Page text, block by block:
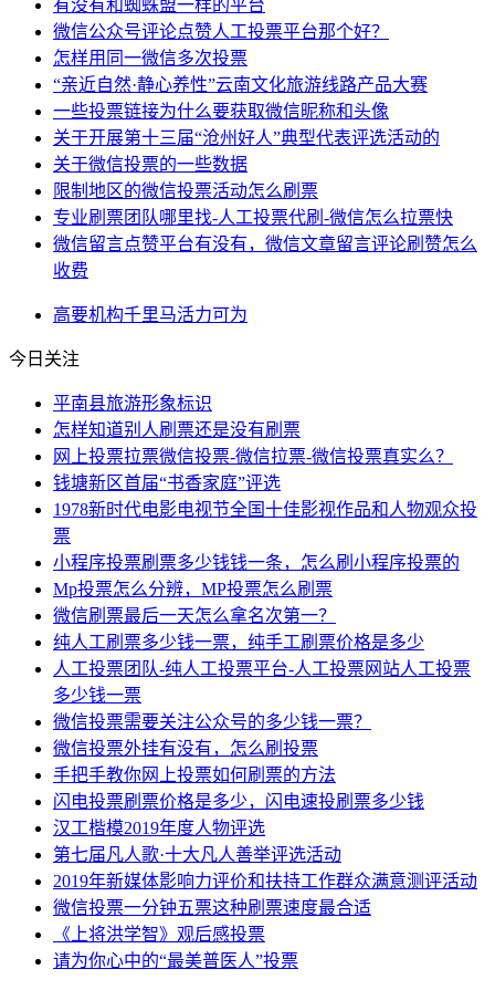
有没有和蜘蛛盟一样的平台
微信公众号评论点赞人工投票平台那个好？
怎样用同一微信多次投票
“亲近自然·静心养性”云南文化旅游线路产品大赛
一些投票链接为什么要获取微信昵称和头像
关于开展第十三届“沧州好人”典型代表评选活动的
关于微信投票的一些数据
限制地区的微信投票活动怎么刷票
专业刷票团队哪里找-人工投票代刷-微信怎么拉票快
微信留言点赞平台有没有，微信文章留言评论刷赞怎么
收费
高要机构千里马活力可为
今日关注
平南县旅游形象标识
怎样知道别人刷票还是没有刷票
网上投票拉票微信投票-微信拉票-微信投票真实么？
钱塘新区首届“书香家庭”评选
1978新时代电影电视节全国十佳影视作品和人物观众投
票
小程序投票刷票多少钱钱一条，怎么刷小程序投票的
Mp投票怎么分辨，MP投票怎么刷票
微信刷票最后一天怎么拿名次第一？
纯人工刷票多少钱一票，纯手工刷票价格是多少
人工投票团队-纯人工投票平台-人工投票网站人工投票
多少钱一票
微信投票需要关注公众号的多少钱一票？
微信投票外挂有没有，怎么刷投票
手把手教你网上投票如何刷票的方法
闪电投票刷票价格是多少，闪电速投刷票多少钱
汉工楷模2019年度人物评选
第七届凡人歌·十大凡人善举评选活动
2019年新媒体影响力评价和扶持工作群众满意测评活动
微信投票一分钟五票这种刷票速度最合适
《上将洪学智》观后感投票
请为你心中的“最美普医人”投票